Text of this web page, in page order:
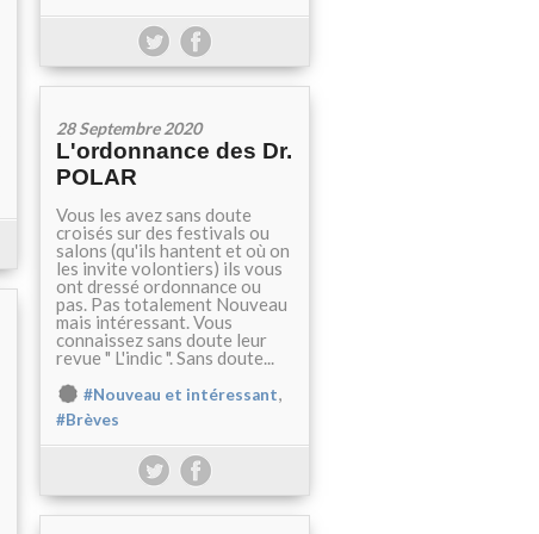
28 Septembre 2020
L'ordonnance des Dr.
POLAR
Vous les avez sans doute
croisés sur des festivals ou
salons (qu'ils hantent et où on
les invite volontiers) ils vous
ont dressé ordonnance ou
pas. Pas totalement Nouveau
mais intéressant. Vous
connaissez sans doute leur
revue " L'indic ". Sans doute...
#Nouveau et intéressant,
#Brèves